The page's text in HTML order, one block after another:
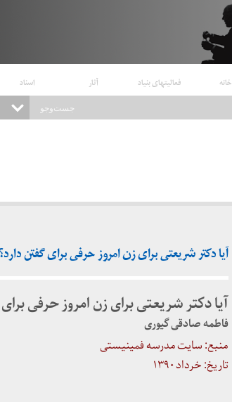
خانه فعالیتهای بنیاد آثار اسناد
آیا دکتر شریعتی برای زن امروز حرفی برای گفتن
آیا دکتر شریعتی برای زن امروز حرفی
فاطمه صادقی گیوری
منبع: سایت مدرسه فمینیستی
تاریخ: خرداد ۱۳۹۰